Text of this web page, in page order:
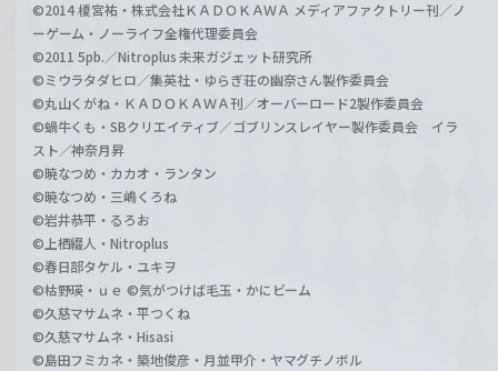
©2014 榎宮祐・株式会社ＫＡＤＯＫＡＷＡ メディアファクトリー刊／ノ
ーゲーム・ノーライフ全権代理委員会
©2011 5pb.／Nitroplus 未来ガジェット研究所
©ミウラタダヒロ／集英社・ゆらぎ荘の幽奈さん製作委員会
©丸山くがね・ＫＡＤＯＫＡＷＡ刊／オーバーロード2製作委員会
©蝸牛くも・SBクリエイティブ／ゴブリンスレイヤー製作委員会 イラ
スト／神奈月昇
©暁なつめ・カカオ・ランタン
©暁なつめ・三嶋くろね
©岩井恭平・るろお
©上栖綴人・Nitroplus
©春日部タケル・ユキヲ
©枯野瑛・ｕｅ ©気がつけば毛玉・かにビーム
©久慈マサムネ・平つくね
©久慈マサムネ・Hisasi
©島田フミカネ・築地俊彦・月並甲介・ヤマグチノボル